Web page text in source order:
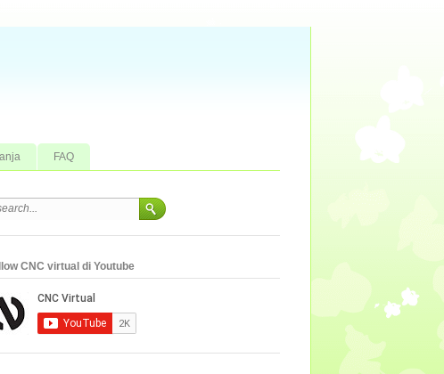
FAQ
CNC virtual di Youtube